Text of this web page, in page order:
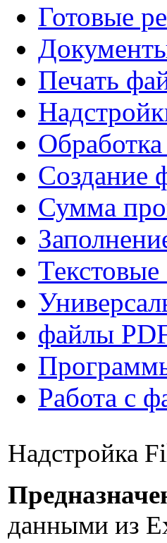
Готовые
Печать
Создание
Сумма
файлы
Работа с
Надстройка
данными из